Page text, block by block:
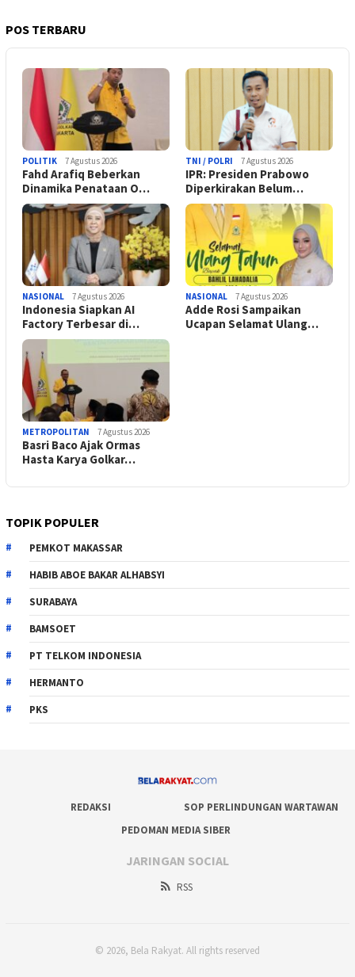
POS TERBARU
POLITIK 7 Agustus 2026
Fahd Arafiq Beberkan
Dinamika Penataan O…
TNI / POLRI 7 Agustus 2026
IPR: Presiden Prabowo
Diperkirakan Belum…
NASIONAL 7 Agustus 2026
Indonesia Siapkan AI
Factory Terbesar di…
NASIONAL 7 Agustus 2026
Adde Rosi Sampaikan
Ucapan Selamat Ulang…
METROPOLITAN 7 Agustus 2026
Basri Baco Ajak Ormas
Hasta Karya Golkar…
TOPIK POPULER
PEMKOT MAKASSAR
HABIB ABOE BAKAR ALHABSYI
SURABAYA
BAMSOET
PT TELKOM INDONESIA
HERMANTO
PKS
REDAKSI
SOP PERLINDUNGAN WARTAWAN
PEDOMAN MEDIA SIBER
JARINGAN SOCIAL
RSS
© 2026, Bela Rakyat. All rights reserved